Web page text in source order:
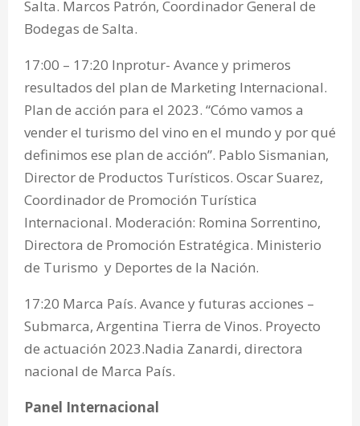
Salta. Marcos Patrón, Coordinador General de
Bodegas de Salta.
17:00 – 17:20 Inprotur- Avance y primeros
resultados del plan de Marketing Internacional.
Plan de acción para el 2023. “Cómo vamos a
vender el turismo del vino en el mundo y por qué
definimos ese plan de acción”. Pablo Sismanian,
Director de Productos Turísticos. Oscar Suarez,
Coordinador de Promoción Turística
Internacional. Moderación: Romina Sorrentino,
Directora de Promoción Estratégica. Ministerio
de Turismo y Deportes de la Nación.
17:20 Marca País. Avance y futuras acciones –
Submarca, Argentina Tierra de Vinos. Proyecto
de actuación 2023.Nadia Zanardi, directora
nacional de Marca País.
Panel Internacional